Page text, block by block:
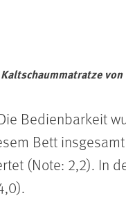
Bedienbarkeit
Bett
(Note: 2,2). In